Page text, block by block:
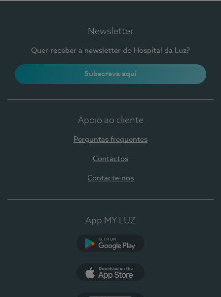
Newsletter
Quer receber a newsletter do Hospital da Luz?
Subscreva aqui
Apoio ao cliente
Perguntas frequentes
Contactos
Contacte-nos
App MY LUZ